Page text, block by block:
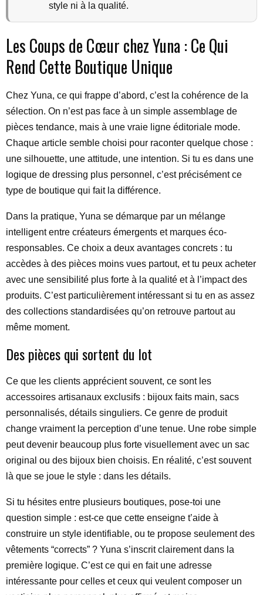
style ni à la qualité.
Les Coups de Cœur chez Yuna : Ce Qui
Rend Cette Boutique Unique
Chez Yuna, ce qui frappe d’abord, c’est la cohérence de la
sélection. On n’est pas face à un simple assemblage de
pièces tendance, mais à une vraie ligne éditoriale mode.
Chaque article semble choisi pour raconter quelque chose :
une silhouette, une attitude, une intention. Si tu es dans une
logique de dressing plus personnel, c’est précisément ce
type de boutique qui fait la différence.
Dans la pratique, Yuna se démarque par un mélange
intelligent entre créateurs émergents et marques éco-
responsables. Ce choix a deux avantages concrets : tu
accèdes à des pièces moins vues partout, et tu peux acheter
avec une sensibilité plus forte à la qualité et à l’impact des
produits. C’est particulièrement intéressant si tu en as assez
des collections standardisées qu’on retrouve partout au
même moment.
Des pièces qui sortent du lot
Ce que les clients apprécient souvent, ce sont les
accessoires artisanaux exclusifs : bijoux faits main, sacs
personnalisés, détails singuliers. Ce genre de produit
change vraiment la perception d’une tenue. Une robe simple
peut devenir beaucoup plus forte visuellement avec un sac
original ou des bijoux bien choisis. En réalité, c’est souvent
là que se joue le style : dans les détails.
Si tu hésites entre plusieurs boutiques, pose-toi une
question simple : est-ce que cette enseigne t’aide à
construire un style identifiable, ou te propose seulement des
vêtements “corrects” ? Yuna s’inscrit clairement dans la
première logique. C’est ce qui en fait une adresse
intéressante pour celles et ceux qui veulent composer un